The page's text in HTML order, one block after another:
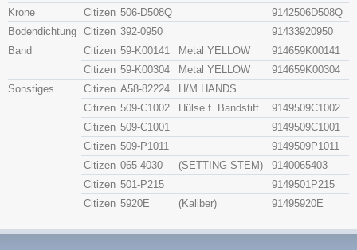
Krone
Citizen 506-D508Q
9142506D508Q
Bodendichtung Citizen 392-0950
91433920950
Band
Citizen 59-K00141 Metal YELLOW
914659K00141
Citizen 59-K00304 Metal YELLOW
914659K00304
Sonstiges
Citizen A58-82224
H/M HANDS
Citizen 509-C1002 Hülse f. Bandstift
9149509C1002
Citizen 509-C1001
9149509C1001
Citizen 509-P1011
9149509P1011
Citizen 065-4030 (SETTING STEM)
9140065403
Citizen 501-P215
9149501P215
Citizen 5920E (Kaliber) 91495920E